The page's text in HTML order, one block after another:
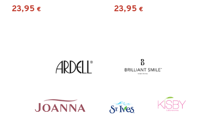
23,95 € 23,95 €